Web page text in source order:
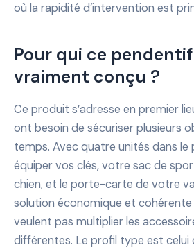
où la rapidité d’intervention est
Pour qui ce
vraiment conçu ?
Ce produit s’adresse en premier
ont besoin de sécuriser plusieurs
temps. Avec quatre unités dans le
équiper vos clés, votre sac de
chien, et le porte-carte de votre
solution économique et cohérente
veulent pas multiplier les
différentes. Le profil type est celui